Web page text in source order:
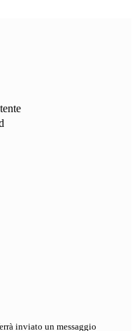
inviato un messaggio